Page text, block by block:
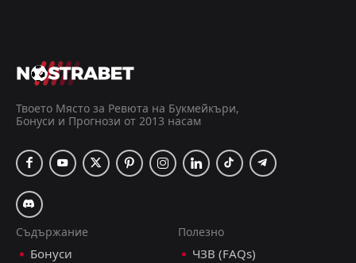
3.68 Домакин / гол-гол: не
2.88 Под 1.5 гола
ДОБАВИ КОМЕНТАР
Санта Клара Спортинг Лисабон
Твоето Място за Ревюта на Букмейкъри,
Бонуси и Прогнози от 2013 насам
Съдържание
Бонуси
Полезно
ЧЗВ (FAQs)